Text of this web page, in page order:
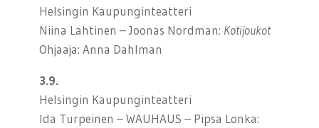
Helsingin Kaupunginteatteri
Niina Lahtinen – Joonas Nordman: Kotijoukot
Ohjaaja: Anna Dahlman
3.9.
Helsingin Kaupunginteatteri
Ida Turpeinen – WAUHAUS – Pipsa Lonka: